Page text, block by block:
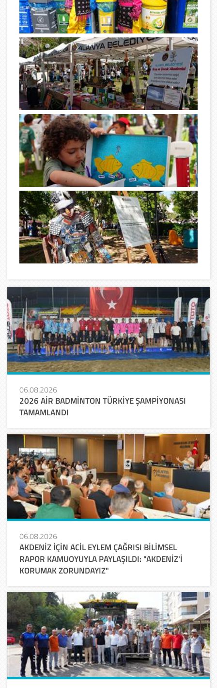
06.08.2026
2026 AİR BADMİNTON TÜRKİYE ŞAMPİYONASI
TAMAMLANDI
06.08.2026
AKDENİZ İÇİN ACİL EYLEM ÇAĞRISI BİLİMSEL
RAPOR KAMUOYUYLA PAYLAŞILDI: "AKDENİZ'İ
KORUMAK ZORUNDAYIZ"